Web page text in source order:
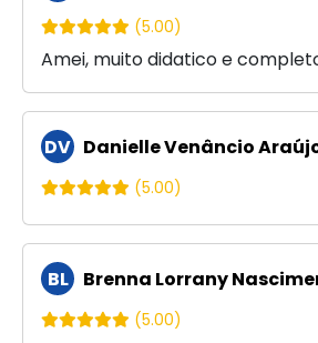
(5.00)
Amei, muito didatico e
DV Danielle Venâncio
(5.00)
BL Brenna Lorrany
(5.00)